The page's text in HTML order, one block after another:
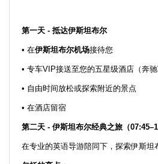
第一天 - 抵达伊斯坦布尔
• 在伊斯坦布尔机场接待您
• 专车VIP接送至您的五星级酒店（奔驰
• 自由时间放松或探索附近的景点
• 在酒店留宿
第二天 - 伊斯坦布尔经典之旅（
在专业的英语导游陪同下，探索伊斯坦